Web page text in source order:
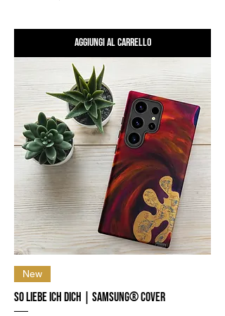
Aggiungi al carrello
New
So Liebe ich Dich | Samsung® Cover